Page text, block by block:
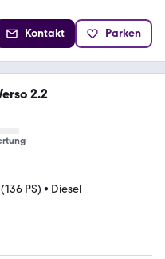
Kontakt Parken
2.2
PS) • Diesel